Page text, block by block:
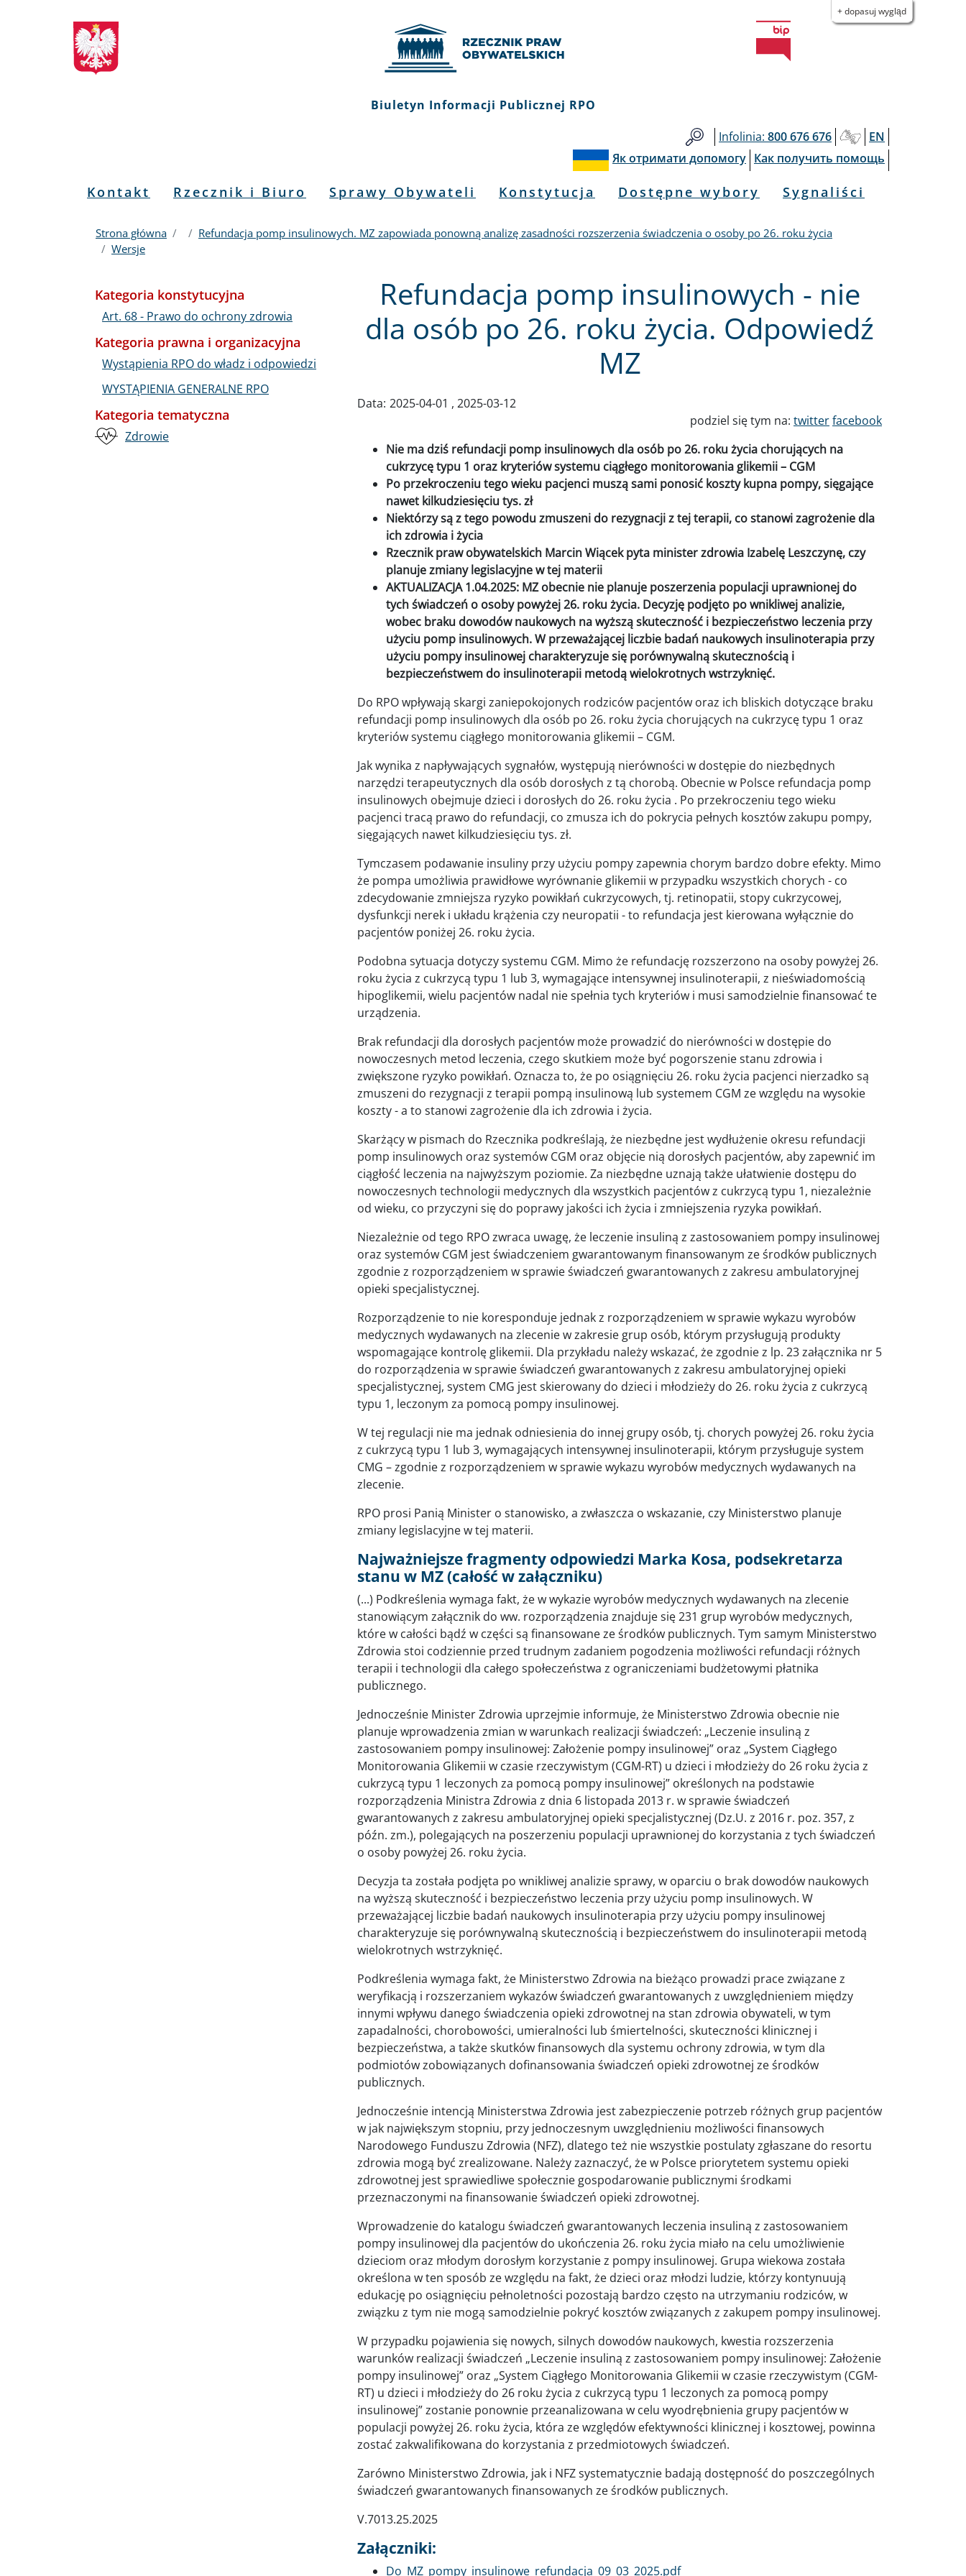
Biuletyn
Informacji
Publicznej
+ dopasuj wygląd
Biuletyn Informacji Publicznej RPO
Infolinia: 800 676 676
EN
Як отримати допомогу Как получить помощь
Menu
Kontakt Rzecznik i Biuro Sprawy Obywateli Konstytucja Dostępne wybory Sygnaliści
Strona główna
Refundacja pomp insulinowych. MZ zapowiada ponowną analizę zasadności rozszerzenia świadczenia o osoby po 26. roku życia
Wersje
Refundacja pomp insulinowych - nie
dla osób po 26. roku życia. Odpowiedź
MZ
Data: 2025-04-01
2025-03-12
podziel się tym na: twitterfacebook
Nie ma dziś refundacji pomp insulinowych dla osób po 26. roku życia chorujących na
cukrzycę typu 1 oraz kryteriów systemu ciągłego monitorowania glikemii – CGM
Po przekroczeniu tego wieku pacjenci muszą sami ponosić koszty kupna pompy, sięgające
nawet kilkudziesięciu tys. zł
Niektórzy są z tego powodu zmuszeni do rezygnacji z tej terapii, co stanowi zagrożenie dla
ich zdrowia i życia
Rzecznik praw obywatelskich Marcin Wiącek pyta minister zdrowia Izabelę Leszczynę, czy
planuje zmiany legislacyjne w tej materii
AKTUALIZACJA 1.04.2025: MZ obecnie nie planuje poszerzenia populacji uprawnionej do
tych świadczeń o osoby powyżej 26. roku życia. Decyzję podjęto po wnikliwej analizie,
wobec braku dowodów naukowych na wyższą skuteczność i bezpieczeństwo leczenia przy
użyciu pomp insulinowych. W przeważającej liczbie badań naukowych insulinoterapia przy
użyciu pompy insulinowej charakteryzuje się porównywalną skutecznością i
bezpieczeństwem do insulinoterapii metodą wielokrotnych wstrzyknięć.
Do RPO wpływają skargi zaniepokojonych rodziców pacjentów oraz ich bliskich dotyczące braku
refundacji pomp insulinowych dla osób po 26. roku życia chorujących na cukrzycę typu 1 oraz
kryteriów systemu ciągłego monitorowania glikemii – CGM.
Jak wynika z napływających sygnałów, występują nierówności w dostępie do niezbędnych
narzędzi terapeutycznych dla osób dorosłych z tą chorobą. Obecnie w Polsce refundacja pomp
insulinowych obejmuje dzieci i dorosłych do 26. roku życia . Po przekroczeniu tego wieku
pacjenci tracą prawo do refundacji, co zmusza ich do pokrycia pełnych kosztów zakupu pompy,
sięgających nawet kilkudziesięciu tys. zł.
Tymczasem podawanie insuliny przy użyciu pompy zapewnia chorym bardzo dobre efekty. Mimo
że pompa umożliwia prawidłowe wyrównanie glikemii w przypadku wszystkich chorych - co
zdecydowanie zmniejsza ryzyko powikłań cukrzycowych, tj. retinopatii, stopy cukrzycowej,
dysfunkcji nerek i układu krążenia czy neuropatii - to refundacja jest kierowana wyłącznie do
pacjentów poniżej 26. roku życia.
Podobna sytuacja dotyczy systemu CGM. Mimo że refundację rozszerzono na osoby powyżej 26.
roku życia z cukrzycą typu 1 lub 3, wymagające intensywnej insulinoterapii, z nieświadomością
hipoglikemii, wielu pacjentów nadal nie spełnia tych kryteriów i musi samodzielnie finansować te
urządzenia.
Brak refundacji dla dorosłych pacjentów może prowadzić do nierówności w dostępie do
nowoczesnych metod leczenia, czego skutkiem może być pogorszenie stanu zdrowia i
zwiększone ryzyko powikłań. Oznacza to, że po osiągnięciu 26. roku życia pacjenci nierzadko są
zmuszeni do rezygnacji z terapii pompą insulinową lub systemem CGM ze względu na wysokie
koszty - a to stanowi zagrożenie dla ich zdrowia i życia.
Skarżący w pismach do Rzecznika podkreślają, że niezbędne jest wydłużenie okresu refundacji
pomp insulinowych oraz systemów CGM oraz objęcie nią dorosłych pacjentów, aby zapewnić im
ciągłość leczenia na najwyższym poziomie. Za niezbędne uznają także ułatwienie dostępu do
nowoczesnych technologii medycznych dla wszystkich pacjentów z cukrzycą typu 1, niezależnie
od wieku, co przyczyni się do poprawy jakości ich życia i zmniejszenia ryzyka powikłań.
Niezależnie od tego RPO zwraca uwagę, że leczenie insuliną z zastosowaniem pompy insulinowej
oraz systemów CGM jest świadczeniem gwarantowanym finansowanym ze środków publicznych
zgodnie z rozporządzeniem w sprawie świadczeń gwarantowanych z zakresu ambulatoryjnej
opieki specjalistycznej.
Rozporządzenie to nie koresponduje jednak z rozporządzeniem w sprawie wykazu wyrobów
medycznych wydawanych na zlecenie w zakresie grup osób, którym przysługują produkty
wspomagające kontrolę glikemii. Dla przykładu należy wskazać, że zgodnie z lp. 23 załącznika nr 5
do rozporządzenia w sprawie świadczeń gwarantowanych z zakresu ambulatoryjnej opieki
specjalistycznej, system CMG jest skierowany do dzieci i młodzieży do 26. roku życia z cukrzycą
typu 1, leczonym za pomocą pompy insulinowej.
W tej regulacji nie ma jednak odniesienia do innej grupy osób, tj. chorych powyżej 26. roku życia
z cukrzycą typu 1 lub 3, wymagających intensywnej insulinoterapii, którym przysługuje system
CMG – zgodnie z rozporządzeniem w sprawie wykazu wyrobów medycznych wydawanych na
zlecenie.
RPO prosi Panią Minister o stanowisko, a zwłaszcza o wskazanie, czy Ministerstwo planuje
zmiany legislacyjne w tej materii.
Najważniejsze fragmenty odpowiedzi Marka Kosa, podsekretarza
stanu w MZ (całość w załączniku)
(...) Podkreślenia wymaga fakt, że w wykazie wyrobów medycznych wydawanych na zlecenie
stanowiącym załącznik do ww. rozporządzenia znajduje się 231 grup wyrobów medycznych,
które w całości bądź w części są finansowane ze środków publicznych. Tym samym Ministerstwo
Zdrowia stoi codziennie przed trudnym zadaniem pogodzenia możliwości refundacji różnych
terapii i technologii dla całego społeczeństwa z ograniczeniami budżetowymi płatnika
publicznego.
Jednocześnie Minister Zdrowia uprzejmie informuje, że Ministerstwo Zdrowia obecnie nie
planuje wprowadzenia zmian w warunkach realizacji świadczeń: „Leczenie insuliną z
zastosowaniem pompy insulinowej: Założenie pompy insulinowej” oraz „System Ciągłego
Monitorowania Glikemii w czasie rzeczywistym (CGM-RT) u dzieci i młodzieży do 26 roku życia z
cukrzycą typu 1 leczonych za pomocą pompy insulinowej” określonych na podstawie
rozporządzenia Ministra Zdrowia z dnia 6 listopada 2013 r. w sprawie świadczeń
gwarantowanych z zakresu ambulatoryjnej opieki specjalistycznej (Dz.U. z 2016 r. poz. 357, z
późn. zm.), polegających na poszerzeniu populacji uprawnionej do korzystania z tych świadczeń
o osoby powyżej 26. roku życia.
Decyzja ta została podjęta po wnikliwej analizie sprawy, w oparciu o brak dowodów naukowych
na wyższą skuteczność i bezpieczeństwo leczenia przy użyciu pomp insulinowych. W
przeważającej liczbie badań naukowych insulinoterapia przy użyciu pompy insulinowej
charakteryzuje się porównywalną skutecznością i bezpieczeństwem do insulinoterapii metodą
wielokrotnych wstrzyknięć.
Podkreślenia wymaga fakt, że Ministerstwo Zdrowia na bieżąco prowadzi prace związane z
weryfikacją i rozszerzaniem wykazów świadczeń gwarantowanych z uwzględnieniem między
innymi wpływu danego świadczenia opieki zdrowotnej na stan zdrowia obywateli, w tym
zapadalności, chorobowości, umieralności lub śmiertelności, skuteczności klinicznej i
bezpieczeństwa, a także skutków finansowych dla systemu ochrony zdrowia, w tym dla
podmiotów zobowiązanych dofinansowania świadczeń opieki zdrowotnej ze środków
publicznych.
Jednocześnie intencją Ministerstwa Zdrowia jest zabezpieczenie potrzeb różnych grup pacjentów
w jak największym stopniu, przy jednoczesnym uwzględnieniu możliwości finansowych
Narodowego Funduszu Zdrowia (NFZ), dlatego też nie wszystkie postulaty zgłaszane do resortu
zdrowia mogą być zrealizowane. Należy zaznaczyć, że w Polsce priorytetem systemu opieki
zdrowotnej jest sprawiedliwe społecznie gospodarowanie publicznymi środkami
przeznaczonymi na finansowanie świadczeń opieki zdrowotnej.
Wprowadzenie do katalogu świadczeń gwarantowanych leczenia insuliną z zastosowaniem
pompy insulinowej dla pacjentów do ukończenia 26. roku życia miało na celu umożliwienie
dzieciom oraz młodym dorosłym korzystanie z pompy insulinowej. Grupa wiekowa została
określona w ten sposób ze względu na fakt, że dzieci oraz młodzi ludzie, którzy kontynuują
edukację po osiągnięciu pełnoletności pozostają bardzo często na utrzymaniu rodziców, w
związku z tym nie mogą samodzielnie pokryć kosztów związanych z zakupem pompy insulinowej.
W przypadku pojawienia się nowych, silnych dowodów naukowych, kwestia rozszerzenia
warunków realizacji świadczeń „Leczenie insuliną z zastosowaniem pompy insulinowej: Założenie
pompy insulinowej” oraz „System Ciągłego Monitorowania Glikemii w czasie rzeczywistym (CGM-
RT) u dzieci i młodzieży do 26 roku życia z cukrzycą typu 1 leczonych za pomocą pompy
insulinowej” zostanie ponownie przeanalizowana w celu wyodrębnienia grupy pacjentów w
populacji powyżej 26. roku życia, która ze względów efektywności klinicznej i kosztowej, powinna
zostać zakwalifikowana do korzystania z przedmiotowych świadczeń.
Zarówno Ministerstwo Zdrowia, jak i NFZ systematycznie badają dostępność do poszczególnych
świadczeń gwarantowanych finansowanych ze środków publicznych.
V.7013.25.2025
Załączniki:
Dokument
Do_MZ_pompy_insulinowe_refundacja_09_03_2025.pdf
Kategoria konstytucyjna
Art. 68 - Prawo do ochrony zdrowia
Kategoria prawna i organizacyjna
Wystąpienia RPO do władz i odpowiedzi
WYSTĄPIENIA GENERALNE RPO
Kategoria tematyczna
Zdrowie